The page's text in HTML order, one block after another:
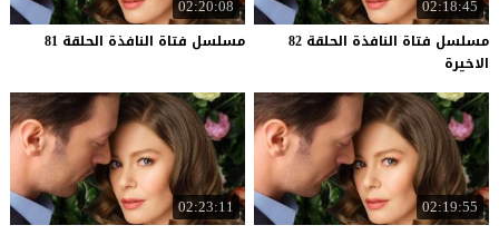
02:18:45
مسلسل فتاة النافذة الحلقة 82
الاخيرة
02:20:08
مسلسل فتاة النافذة الحلقة 81
02:19:55
02:23:11